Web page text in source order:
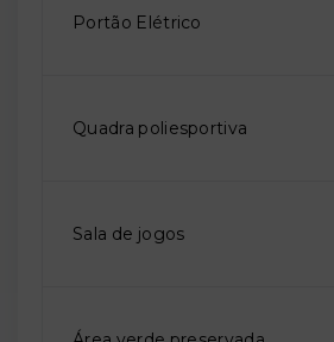
Portão Elétrico
Quadra poliesportiva
Sala de jogos